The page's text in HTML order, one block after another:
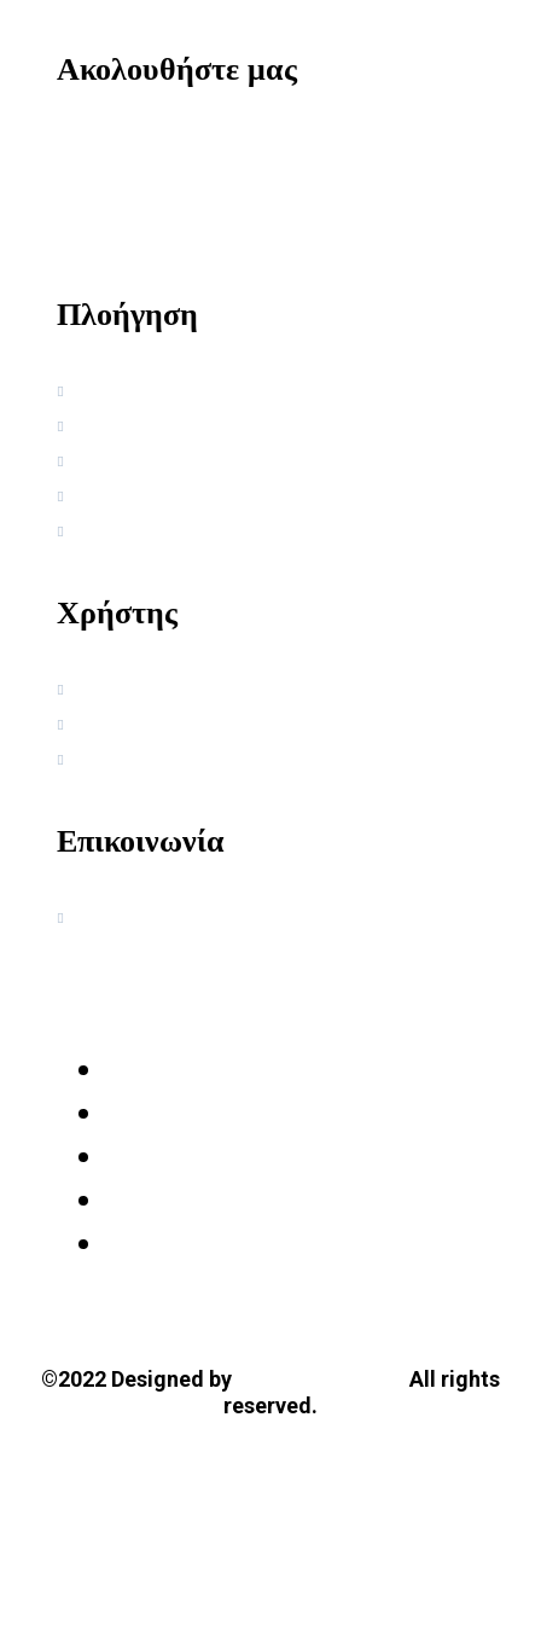
Ακολουθήστε μας
Πλοήγηση
Χρήστης
Επικοινωνία
©2022 Designed by
All rights
reserved.